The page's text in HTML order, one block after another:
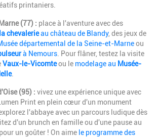
printaniers.
(77) : place à l'aventure avec des
chevalerieau château de Blandy, des jeux de
départemental de la Seine-et-Marneou
à Nemours . Pour flâner, testez la visite
Vaux-le-Vicomteou le modelage au Musée-
.
(95) : vivez une expérience unique avec
Print en plein cœur d'un monument
l'abbaye avec un parcours ludique dès
d'un brunch en famille ou d'une pause au
un goûter ! On aime le programme des